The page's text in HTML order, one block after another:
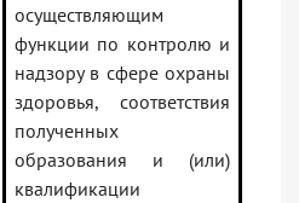
осуществляющим
функции по контролю и
надзору в сфере охраны
здоровья, соответствия
полученных
образования и (или)
квалификации